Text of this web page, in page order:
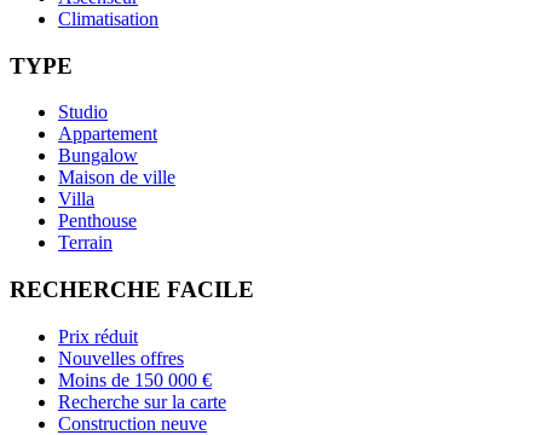
Climatisation
TYPE
Studio
Appartement
Bungalow
Maison de ville
Villa
Penthouse
Terrain
RECHERCHE FACILE
Prix réduit
Nouvelles offres
Moins de 150 000 €
Recherche sur la carte
Construction neuve